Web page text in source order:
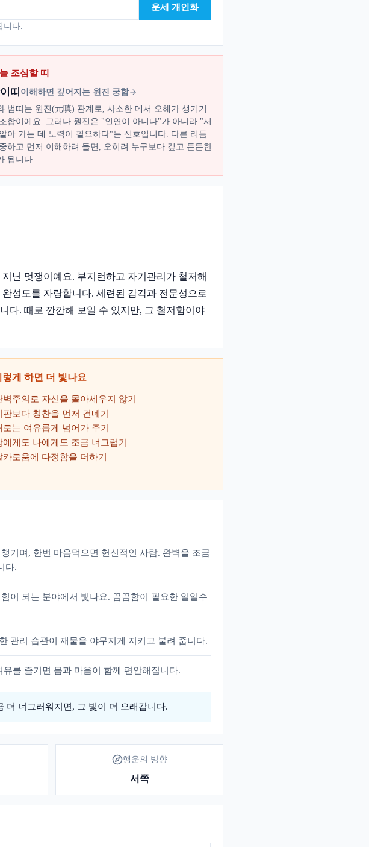
운세 개인화
니다.
조심할 띠
띠 이해하면 깊어지는 원진 궁합
범띠는 원진(元嗔) 관계로, 사소한 데서 오해가 생기기
합이에요. 그러나 원진은 "인연이 아니다"가 아니라 "서
아 가는 데 노력이 필요하다"는 신호입니다. 다른 리듬
하고 먼저 이해하려 들면, 오히려 누구보다 깊고 든든한
됩니다.
닌 멋쟁이예요. 부지런하고 자기관리가 철저해
성도를 자랑합니다. 세련된 감각과 전문성으로
다. 때로 깐깐해 보일 수 있지만, 그 철저함이야
렇게 하면 더 빛나요
벽주의로 자신을 몰아세우지 않기
판보다 칭찬을 먼저 건네기
로는 여유롭게 넘어가 주기
에게도 나에게도 조금 너그럽기
카로움에 다정함을 더하기
기며, 한번 마음먹으면 헌신적인 사람. 완벽을 조금
다.
이 되는 분야에서 빛나요. 꼼꼼함이 필요한 일일수
관리 습관이 재물을 야무지게 지키고 불려 줍니다.
를 즐기면 몸과 마음이 함께 편안해집니다.
더 너그러워지면, 그 빛이 더 오래갑니다.
행운의 방향
서쪽